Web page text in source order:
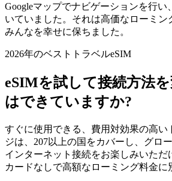
Googleマップでナビゲーションを行い
いていました。それは高価なローミン
みんなを幸せに保ちました。
2026年のベストトラベルeSIM
eSIMを試して接続方法
はできていますか?
すぐに使用できる、費用対効果の高い
ジは、207以上の国をカバーし、グロ
インターネット接続をお楽しみいただ
カードなしで高額なローミング料金に